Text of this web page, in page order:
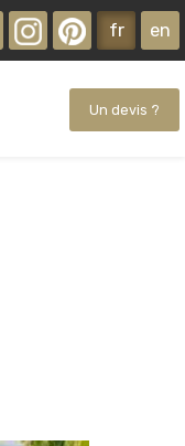
fr en
Un devis ?